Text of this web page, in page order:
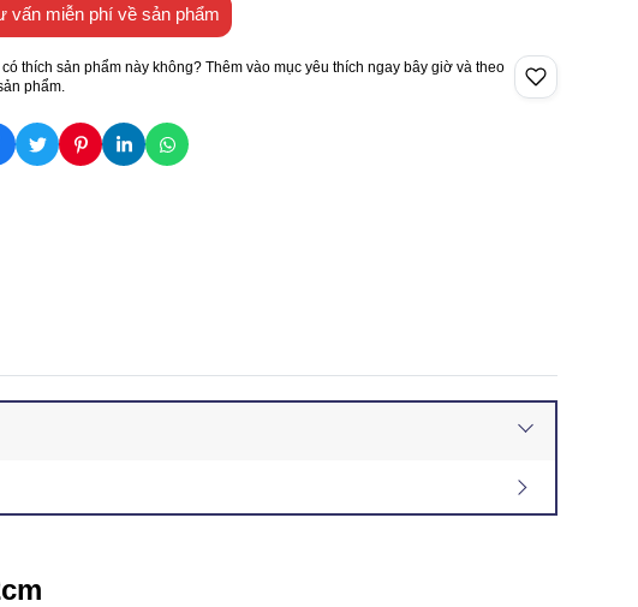
vấn miễn phí về sản phẩm
có thích sản phẩm này không? Thêm vào mục yêu thích ngay bây giờ và theo
phẩm.